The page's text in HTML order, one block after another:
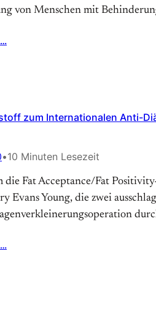
von Menschen mit
zum Internationalen Anti-
•10 Minuten Lesezeit
die Fat Acceptance/Fat
Evans Young, die zwei